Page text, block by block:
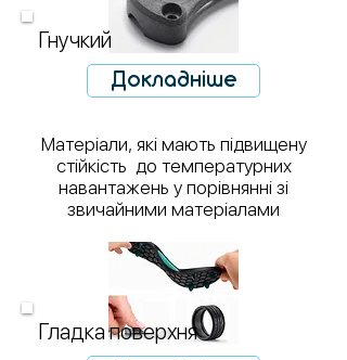
Гнучкий
Докладніше
Матеріали, які мають підвищену
стійкість до температурних
навантажень у порівнянні зі
звичайними матеріалами
​Гладка поверхня